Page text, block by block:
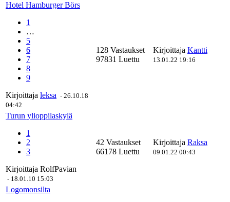
Hotel Hamburger Börs
1
…
5
6
7
8
9
Kirjoittaja leksa - 26.10.18
04:42
128 Vastaukset
97831 Luettu
Kirjoittaja Kantti
13.01.22 19:16
Turun ylioppilaskylä
1
2
3
Kirjoittaja RolfPavian
- 18.01.10 15:03
42 Vastaukset
66178 Luettu
Kirjoittaja Raksa
09.01.22 00:43
Logomonsilta